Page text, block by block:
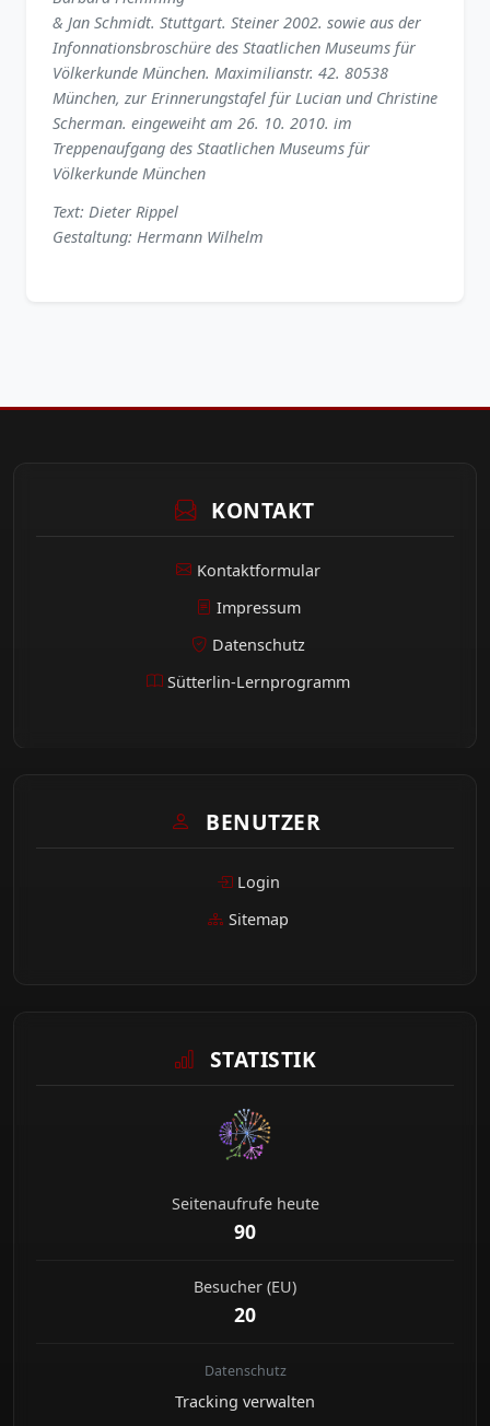
& Jan Schmidt. Stuttgart. Steiner 2002. sowie aus der
Infonnationsbroschüre des Staatlichen Museums für
Völkerkunde München. Maximilianstr. 42. 80538
München, zur Erinnerungstafel für Lucian und Christine
Scherman. eingeweiht am 26. 10. 2010. im
Treppenaufgang des Staatlichen Museums für
Völkerkunde München
Text: Dieter Rippel
Gestaltung: Hermann Wilhelm
KONTAKT
Kontaktformular
Impressum
Datenschutz
Sütterlin-Lernprogramm
BENUTZER
Login
Sitemap
STATISTIK
Seitenaufrufe heute
90
Besucher (EU)
20
Datenschutz
Tracking verwalten